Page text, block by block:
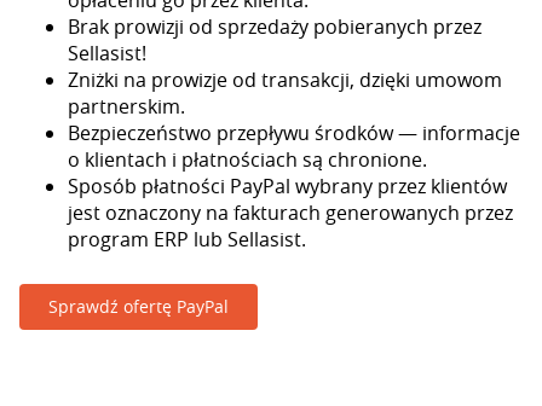
Brak prowizji od sprzedaży pobieranych przez
Sellasist!
Zniżki na prowizje od transakcji, dzięki umowom
partnerskim.
Bezpieczeństwo przepływu środków — informacje
o klientach i płatnościach są chronione.
Sposób płatności PayPal wybrany przez klientów
jest oznaczony na fakturach generowanych przez
program ERP lub Sellasist.
Sprawdź ofertę PayPal